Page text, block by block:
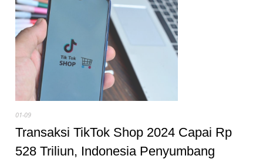
01-09
Transaksi TikTok Shop 2024 Capai Rp
528 Triliun, Indonesia Penyumbang